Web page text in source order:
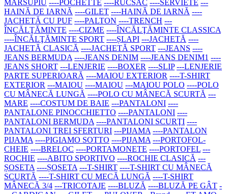
MARSUPIU ----POCHETTE ----RUCSAC ----SERVIETE ---
HAINĂ DE IARNĂ ----GILET ----HAINĂ DE IARNĂ ----
JACHETĂ CU PUF ----PALTON ----TRENCH ---
ÎNCĂLŢĂMINTE ----CIZME ----ÎNCĂLŢĂMINTE CLASSICA
----ÎNCĂLŢĂMINTE SPORT ----ȘLAPI ---JACHETĂ ----
JACHETĂ CLASICĂ ----JACHETĂ SPORT ---JEANS ----
JEANS BERMUDA ----JEANS DENIM ----JEANS DENIM1 ----
JEANS SHORT ---LENJERIE ----BOXER ----SLIP ---LENJERIE
PARTE SUPERIOARĂ ----MAIOU EXTERIOR ----T-SHIRT
EXTERIOR ---MAIOU ----MAIOU ---MAIOU POLO ----POLO
CU MÂNECĂ LUNGĂ ----POLO CU MÂNECĂ SCURTĂ ---
MARE ----COSTUM DE BAIE ---PANTALONI ----
PANTALONE PINOCCHIETTO ----PANTALONI ----
PANTALONI BERMUDA ----PANTALONI SCURŢI ----
PANTALONI TREI SFERTURI ---PIJAMA ----PANTALON
PIJAMA ----PIGIAMO SOTTO ----PIJAMA ---PORTOFOL-
CHEIE ----BRELOC ----PORTAMONETE ----PORTOFEL ---
ROCHIE ----ABITO SPORTIVO ----ROCHIE CLASICĂ ---
ȘOSETA ----ȘOSETA ---T-SHIRT ----T-SHIRT CU MÂNECĂ
SCURTĂ ----T-SHIRT CU MECĂ LUNGĂ ----T-SHIRT
MÂNECĂ 3/4 ---TRICOTAJE ----BLUZĂ ----BLUZĂ PE GÂT -